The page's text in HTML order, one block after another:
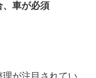
、車が必須